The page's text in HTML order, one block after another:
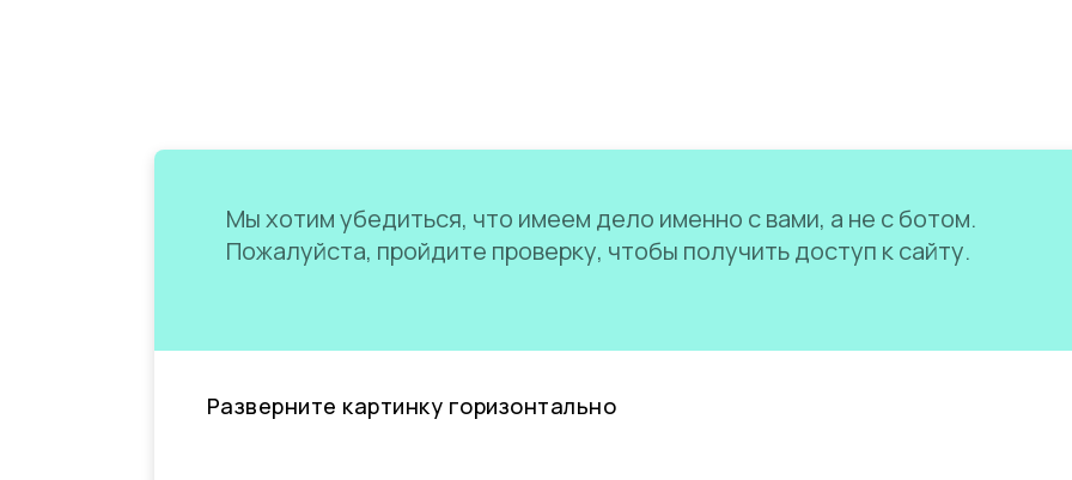
Мы хотим убедиться, что имеем дело именно с вами, а не с ботом.
Пожалуйста, пройдите проверку, чтобы получить доступ к сайту.
Разверните картинку горизонтально